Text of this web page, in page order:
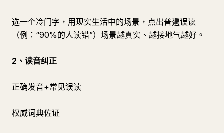
选一个冷门字，用现实生活中的场景，点出普遍误读
（例：“90%的人读错”）场景越真实、越接地气越好。
2、读音纠正
正确发音+常见误读
权威词典佐证